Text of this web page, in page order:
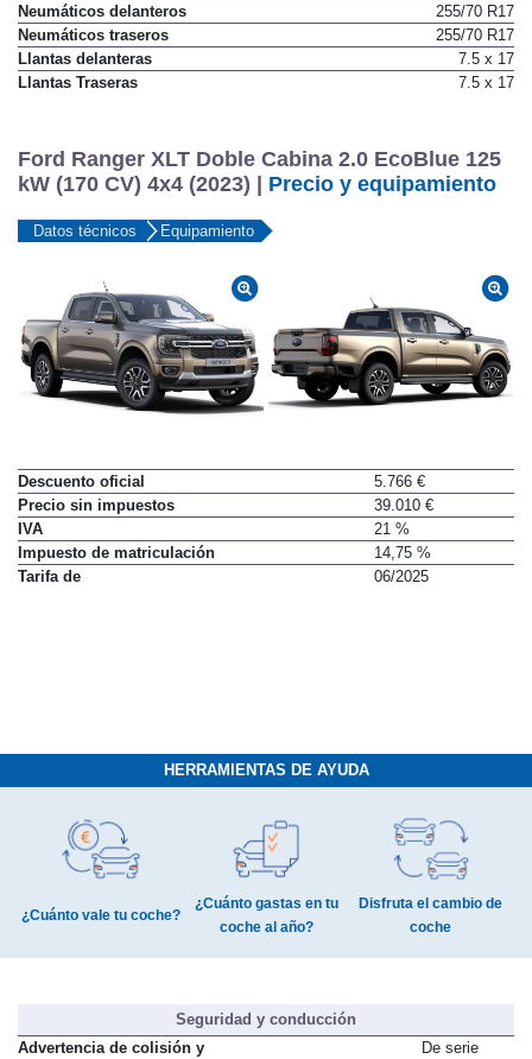
Neumáticos delanteros
255/70 R17
Neumáticos traseros
255/70 R17
Llantas delanteras
7.5 x 17
Llantas Traseras
7.5 x 17
Ford Ranger XLT Doble Cabina 2.0 EcoBlue 125
kW (170 CV) 4x4 (2023) | Precio y equipamiento
Datos técnicos Equipamiento
Descuento oficial
5.766 €
Precio sin impuestos
39.010 €
IVA
21 %
Impuesto de matriculación
14,75 %
Tarifa de
06/2025
HERRAMIENTAS DE AYUDA
¿Cuánto vale tu coche?
¿Cuánto gastas en tu
coche al año?
Disfruta el cambio de
coche
Seguridad y conducción
Advertencia de colisión y
De serie